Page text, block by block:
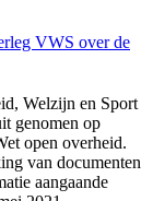
VWS over de
Welzijn en Sport
genomen op
open overheid.
van documenten
aangaande